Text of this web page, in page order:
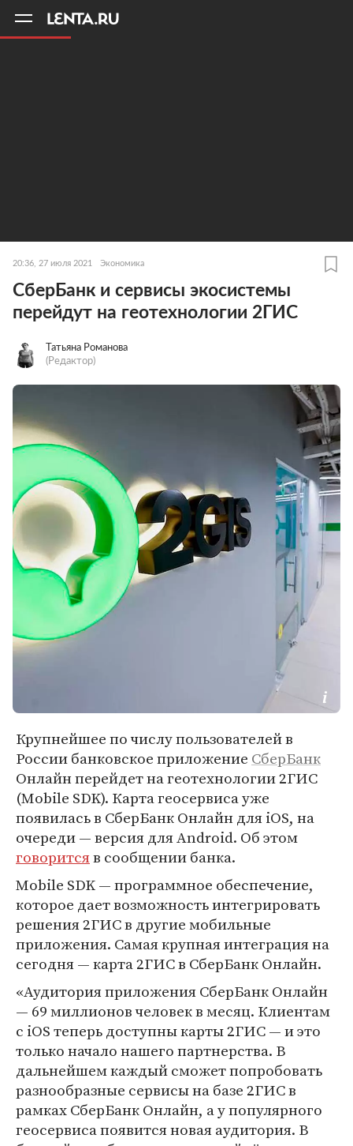
20:36, 27 июля 2021 Экономика
СберБанк и сервисы экосистемы
перейдут на геотехнологии 2ГИС
Татьяна Романова
(Редактор)
Крупнейшее по числу пользователей в
России банковское приложение СберБанк
Онлайн перейдет на геотехнологии 2ГИС
(Mobile SDK). Карта геосервиса уже
появилась в СберБанк Онлайн для iOS, на
очереди — версия для Android. Об этом
говоритсяв сообщении банка.
Mobile SDK — программное обеспечение,
которое дает возможность интегрировать
решения 2ГИС в другие мобильные
приложения. Самая крупная интеграция на
сегодня — карта 2ГИС в СберБанк Онлайн.
«Аудитория приложения СберБанк Онлайн
— 69 миллионов человек в месяц. Клиентам
с iOS теперь доступны карты 2ГИС — и это
только начало нашего партнерства. В
дальнейшем каждый сможет попробовать
разнообразные сервисы на базе 2ГИС в
рамках СберБанк Онлайн, а у популярного
геосервиса появится новая аудитория. В